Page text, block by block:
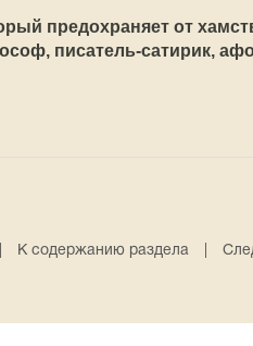
предохраняет от
писатель-сатирик,
К содержанию раздела